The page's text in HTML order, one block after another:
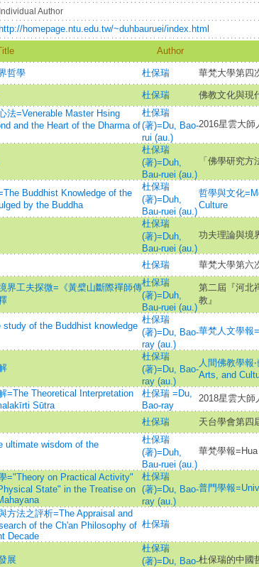
Individual Author
http://homepage.ntu.edu.tw/~duhbauruei/index.html
Author
哲學 杜保瑞 華梵大學第四
杜保瑞 佛教文化與現
法=Venerable Master Hsing
and the Heart of the Dharma of
杜保瑞
(著)=Du, Bao-
rui (au.)
2016星雲大師
杜保瑞
(著)=Duh,
Bau-ruei (au.)
「佛學研究
Buddhist Knowledge of the
by the Buddha
杜保瑞
(著)=Duh,
Bau-ruei (au.)
哲學與文化
Culture
杜保瑞
(著)=Duh,
Bau-ruei (au.)
功夫理論與境
杜保瑞 華梵大學第六
界工夫探微=《黃檗山斷際禪師傳杜保瑞
(著)=Duh,
Bau-ruei (au.)
第二屆『河
教』
study of the Buddhist knowledge
杜保瑞
(著)=Du, Bao-
ray (au.)
華梵人文學報
杜保瑞
(著)=Du, Bao-
ray (au.)
人間佛教學報
Arts, and
=The Theoretical Interpretation
Sūtra
杜保瑞 =Du,
Bao-ray
2018星雲大師
杜保瑞 天台學會第四
ultimate wisdom of the
杜保瑞
(著)=Duh,
Bau-ruei (au.)
華梵學報
="Theory on Practical Activity"
State" in the Treatise on
杜保瑞
(著)=Du, Bao-
ray (au.)
普門學報
方法之評析=The Appraisal and
of the Ch'an Philosophy of
Decade
杜保瑞
展
杜保瑞
(著)=Du, Bao-杜保瑞的中國